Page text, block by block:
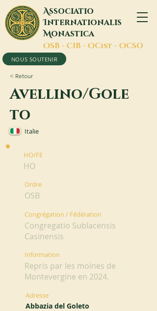
Associatio
Internationalis
Monastica
OSB - CIB - OCist - OCSO
NOUS SOUTENIR
< Retour
Avellino/Gole
to
Italie
HO/FE
HO
Ordre
OSB
Congrégation / Fédération
Congregatio Sublacensis
Casinensis
Information
Repris par les moines de
Montevergine en 2024.
Adresse
Abbazia del Goleto